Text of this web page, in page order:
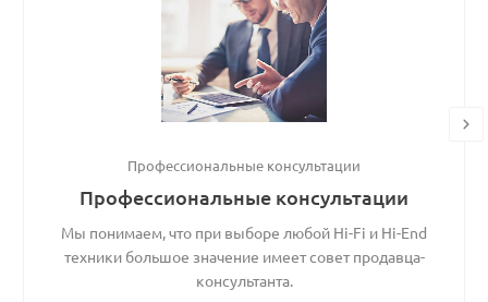
Профессиональные консультации
Профессиональные консультации
Мы понимаем, что при выборе любой Hi-Fi и Hi-End
техники большое значение имеет совет продавца-
консультанта.